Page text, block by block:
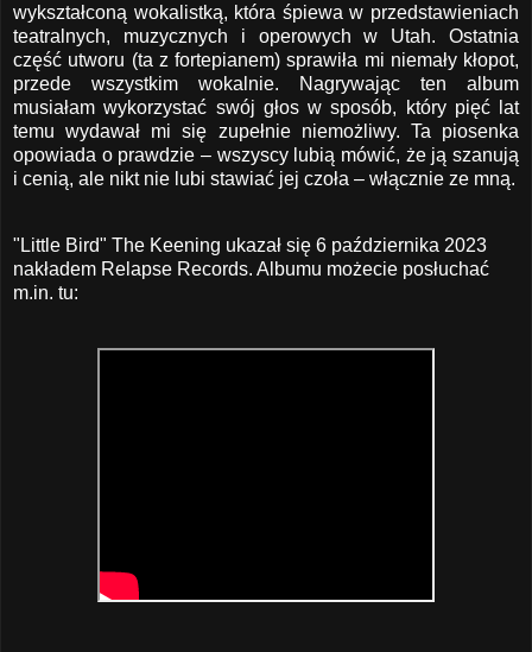
wykształconą wokalistką, która śpiewa w przedstawieniach
teatralnych, muzycznych i operowych w Utah. Ostatnia
część utworu (ta z fortepianem) sprawiła mi niemały kłopot,
przede wszystkim wokalnie. Nagrywając ten album
musiałam wykorzystać swój głos w sposób, który pięć lat
temu wydawał mi się zupełnie niemożliwy. Ta piosenka
opowiada o prawdzie – wszyscy lubią mówić, że ją szanują
i cenią, ale nikt nie lubi stawiać jej czoła – włącznie ze mną.
"Little Bird" The Keening ukazał się 6 października 2023
nakładem Relapse Records. Albumu możecie posłuchać
m.in. tu: